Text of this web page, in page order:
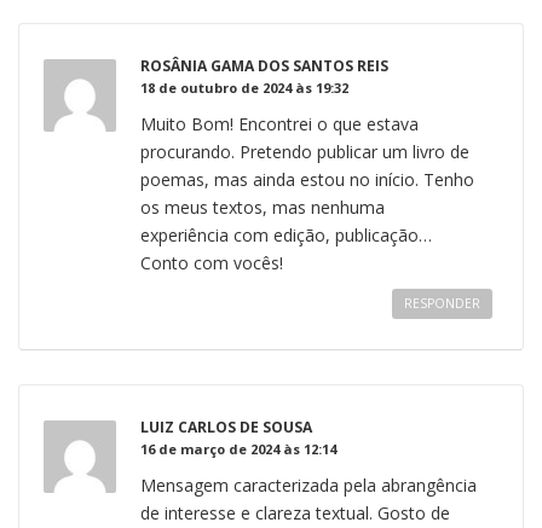
ROSÂNIA GAMA DOS SANTOS REIS
18 de outubro de 2024 às 19:32
Muito Bom! Encontrei o que estava
procurando. Pretendo publicar um livro de
poemas, mas ainda estou no início. Tenho
os meus textos, mas nenhuma
experiência com edição, publicação…
Conto com vocês!
RESPONDER
LUIZ CARLOS DE SOUSA
16 de março de 2024 às 12:14
Mensagem caracterizada pela abrangência
de interesse e clareza textual. Gosto de